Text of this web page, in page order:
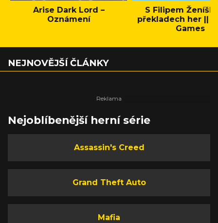
Arise Dark Lord –
Oznámení
S Filipem
překladech her ||
Games
NEJNOVĚJŠÍ ČLÁNKY
Nejoblíbenější herní série
Assassin's Creed
Grand Theft Auto
Mafia